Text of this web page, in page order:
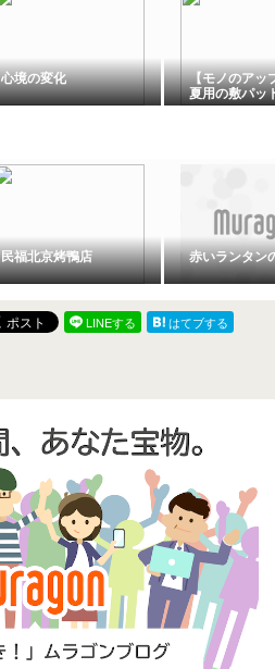
心境の変化 【モノのアッ
夏用の敷パッ
ました
民福北京烤鴨店 赤いランタン
LINEする
はてブする